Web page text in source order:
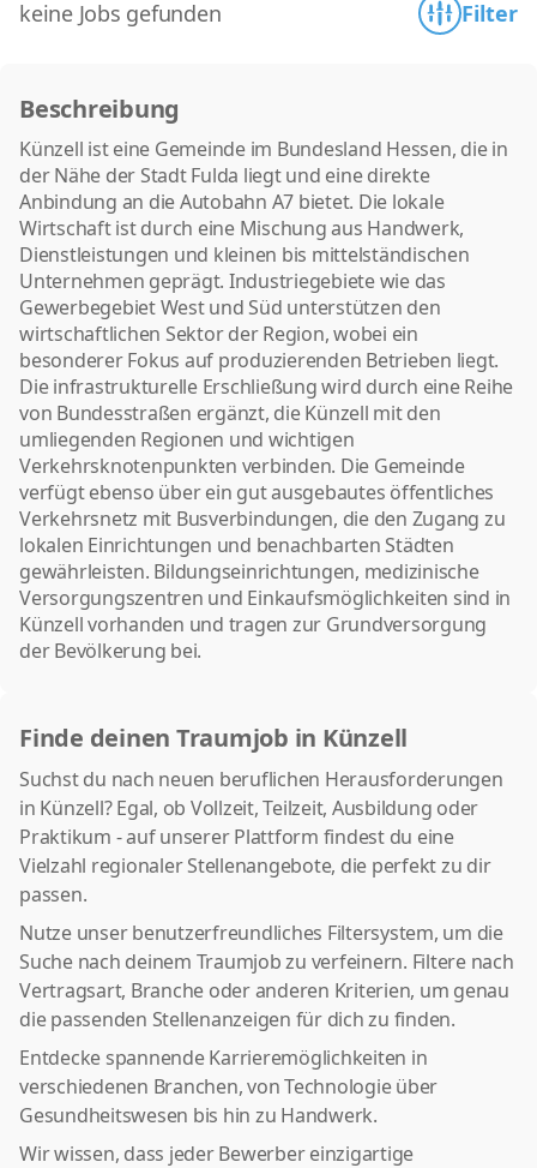
keine Jobs gefunden Filter
Beschreibung
Künzell ist eine Gemeinde im Bundesland Hessen, die in
der Nähe der Stadt Fulda liegt und eine direkte
Anbindung an die Autobahn A7 bietet. Die lokale
Wirtschaft ist durch eine Mischung aus Handwerk,
Dienstleistungen und kleinen bis mittelständischen
Unternehmen geprägt. Industriegebiete wie das
Gewerbegebiet West und Süd unterstützen den
wirtschaftlichen Sektor der Region, wobei ein
besonderer Fokus auf produzierenden Betrieben liegt.
Die infrastrukturelle Erschließung wird durch eine Reihe
von Bundesstraßen ergänzt, die Künzell mit den
umliegenden Regionen und wichtigen
Verkehrsknotenpunkten verbinden. Die Gemeinde
verfügt ebenso über ein gut ausgebautes öffentliches
Verkehrsnetz mit Busverbindungen, die den Zugang zu
lokalen Einrichtungen und benachbarten Städten
gewährleisten. Bildungseinrichtungen, medizinische
Versorgungszentren und Einkaufsmöglichkeiten sind in
Künzell vorhanden und tragen zur Grundversorgung
der Bevölkerung bei.
Finde deinen Traumjob in Künzell
Suchst du nach neuen beruflichen Herausforderungen
in Künzell? Egal, ob Vollzeit, Teilzeit, Ausbildung oder
Praktikum - auf unserer Plattform findest du eine
Vielzahl regionaler Stellenangebote, die perfekt zu dir
passen.
Nutze unser benutzerfreundliches Filtersystem, um die
Suche nach deinem Traumjob zu verfeinern. Filtere nach
Vertragsart, Branche oder anderen Kriterien, um genau
die passenden Stellenanzeigen für dich zu finden.
Entdecke spannende Karrieremöglichkeiten in
verschiedenen Branchen, von Technologie über
Gesundheitswesen bis hin zu Handwerk.
Wir wissen, dass jeder Bewerber einzigartige